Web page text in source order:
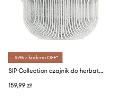
-15% z kodem: OFF*
S|P Collection czajnik do herbaty z żelaza 0,7 l
159,99 zł